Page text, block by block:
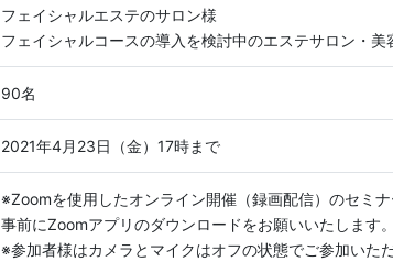
フェイシャルエステのサロン様
フェイシャルコースの導入を検討中のエステサロン・美
90名
2021年4月23日（金）17時まで
※Zoomを使用したオンライン開催（録画配信）のセミナ
事前にZoomアプリのダウンロードをお願いいたします。
※参加者様はカメラとマイクはオフの状態でご参加いただ